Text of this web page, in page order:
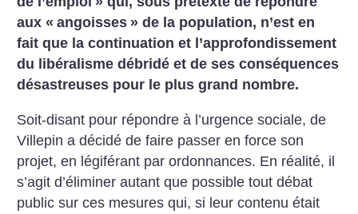
aux « angoisses » de la population, n’est en
fait que la continuation et l’approfondissement
du libéralisme débridé et de ses conséquences
désastreuses pour le plus grand nombre.
Soit-disant pour répondre à l’urgence sociale, de
Villepin a décidé de faire passer en force son
projet, en légiférant par ordonnances. En réalité, il
s’agit d’éliminer autant que possible tout débat
public sur ces mesures qui, si leur contenu était